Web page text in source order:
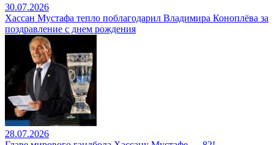
30.07.2026
Хассан Мустафа тепло поблагодарил Владимира Коноплёва за
поздравление с днем рождения
28.07.2026